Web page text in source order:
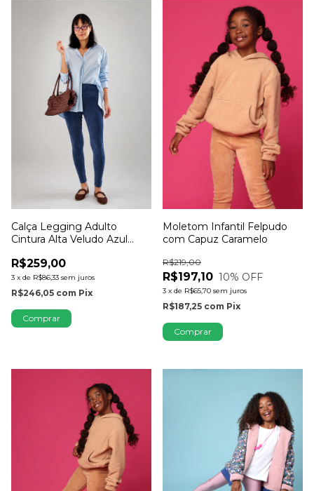
Calça Legging Adulto
Cintura Alta Veludo Azul
R$259,00
3 x de R$86,33 sem juros
R$246,05 com Pix
Comprar
Moletom Infantil Felpudo
com Capuz Caramelo
R$197,10
R$219,00
10% OFF
3 x de R$65,70 sem juros
R$187,25 com Pix
Comprar